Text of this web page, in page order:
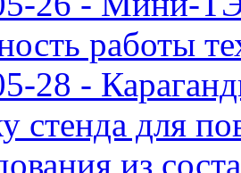
работы
28 -
стенда для
из